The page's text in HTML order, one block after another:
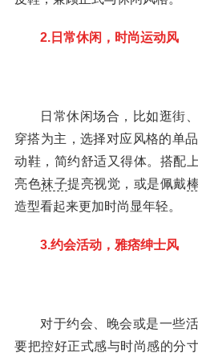
2.日常休闲，时尚运动风
日常休闲场合，比如逛街
穿搭为主，选择对应风格的单
动鞋，简约舒适又得体。搭配
亮色袜子提亮视觉，或是佩戴
造型看起来更加时尚显年轻。
3.约会活动，雅痞绅士风
对于约会、晚会或是一些
要把控好正式感与时尚感的分